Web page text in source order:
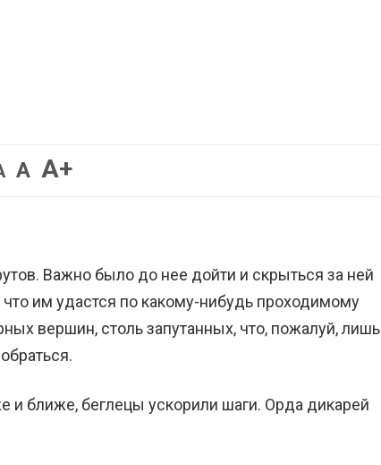
Уменьшить
AВернуть
A+Увеличить
Важно было до нее дойти и скрыться за ней
им удастся по какому-нибудь проходимому
вершин, столь запутанных, что, пожалуй, лишь
ближе, беглецы ускорили шаги. Орда дикарей